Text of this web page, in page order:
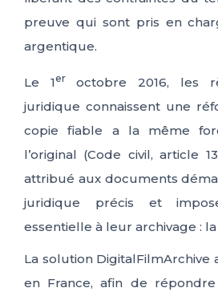
preuve qui sont pris en
argentique.
Le 1eroctobre 2016, les
juridique connaissent une
copie fiable a la même
l’original (Code civil, article
attribué aux documents
juridique précis et
essentielle à leur archivage :
La solution DigitalFilmArchive
en France, afin de